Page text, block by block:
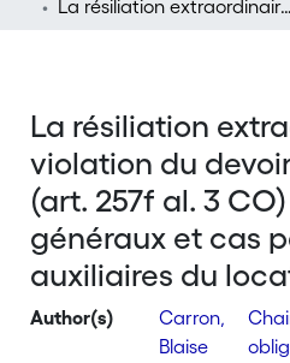
La résiliation extraordinaire pour violation du devoir de diligence (art. 257f al. 3 CO) : rappels généraux et cas particulier des auxiliaires du locataire
La résiliation
violation du
(art. 257f al. 3
généraux et cas
auxiliaires du
Author(s)
Carron,
Blaise